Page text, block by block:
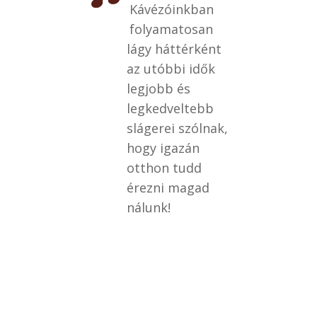
Kávézóinkban
folyamatosan
lágy háttérként
az utóbbi idők
legjobb és
legkedveltebb
slágerei szólnak,
hogy igazán
otthon tudd
érezni magad
nálunk!